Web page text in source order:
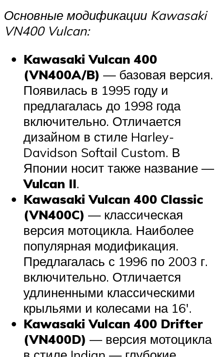
Основные модификации Kawasaki
VN400 Vulcan:
Kawasaki Vulcan 400
(VN400A/B) — базовая версия.
Появилась в 1995 году и
предлагалась до 1998 года
включительно. Отличается
дизайном в стиле Harley-
Davidson Softail Custom. В
Японии носит также название —
Vulcan II.
Kawasaki Vulcan 400 Classic
(VN400C) — классическая
версия мотоцикла. Наиболее
популярная модификация.
Предлагалась с 1996 по 2003 г.
включительно. Отличается
удлиненными классическими
крыльями и колесами на 16′.
Kawasaki Vulcan 400 Drifter
(VN400D) — версия мотоцикла